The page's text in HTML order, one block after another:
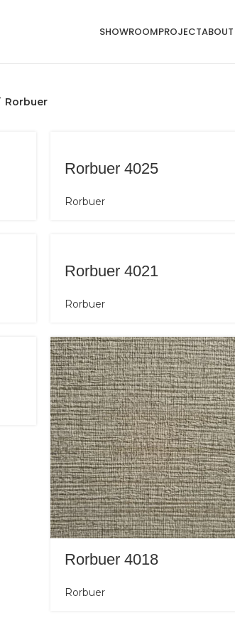
SHOWROOMPROJECTABOUT
Rorbuer
Rorbuer 4025
Rorbuer
Rorbuer 4021
Rorbuer
Rorbuer 4018
Rorbuer